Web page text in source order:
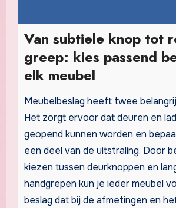
Van subtiele knop tot
greep: kies passend
elk meubel
Meubelbeslag heeft twee
Het zorgt ervoor dat deuren en
geopend kunnen worden en
een deel van de uitstraling. Door
kiezen tussen deurknoppen en
handgrepen kun je ieder meubel
beslag dat bij de afmetingen en